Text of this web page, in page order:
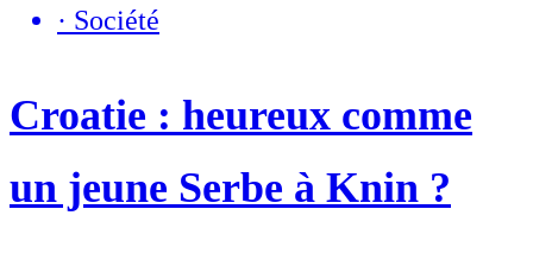
· Société
Croatie : heureux comme
un jeune Serbe à Knin ?